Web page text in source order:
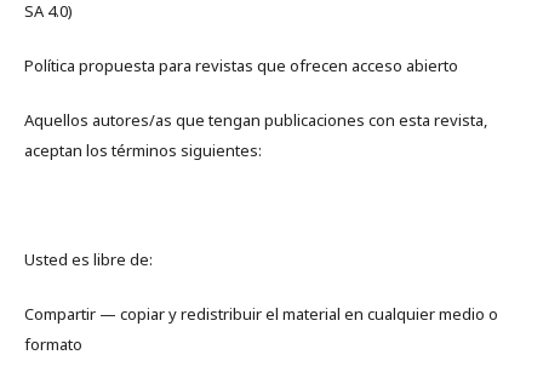
SA 4.0)
Política propuesta para revistas que ofrecen acceso abierto
Aquellos autores/as que tengan publicaciones con esta revista,
aceptan los términos siguientes:
Usted es libre de:
Compartir — copiar y redistribuir el material en cualquier medio o
formato